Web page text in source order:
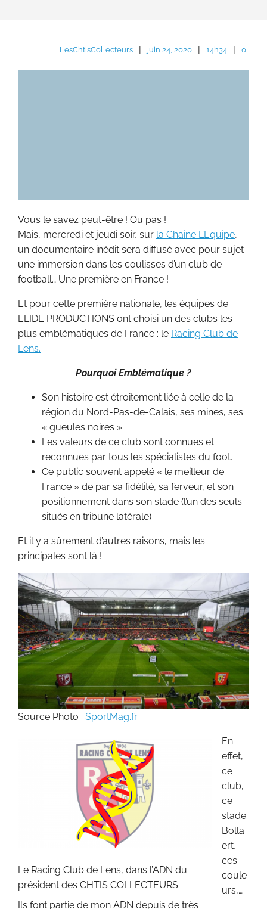
LesChtisCollecteurs | juin 24, 2020 | 14h34 | 0
Vous le savez peut-être ! Ou pas !
Mais, mercredi et jeudi soir, sur la Chaine L’Equipe,
un documentaire inédit sera diffusé avec pour sujet
une immersion dans les coulisses d’un club de
football… Une première en France !
Et pour cette première nationale, les équipes de
ELIDE PRODUCTIONS ont choisi un des clubs les
plus emblématiques de France : le Racing Club de
Lens.
Pourquoi Emblématique ?
Son histoire est étroitement liée à celle de la
région du Nord-Pas-de-Calais, ses mines, ses
« gueules noires ».
Les valeurs de ce club sont connues et
reconnues par tous les spécialistes du foot.
Ce public souvent appelé « le meilleur de
France » de par sa fidélité, sa ferveur, et son
positionnement dans son stade (l’un des seuls
situés en tribune latérale)
Et il y a sûrement d’autres raisons, mais les
principales sont là !
Source Photo : SportMag.fr
Le Racing Club de Lens, dans l’ADN du
président des CHTIS COLLECTEURS
En
effet,
ce
club,
ce
stade
Bolla
ert,
ces
coule
urs,…
Ils font partie de mon ADN depuis de très